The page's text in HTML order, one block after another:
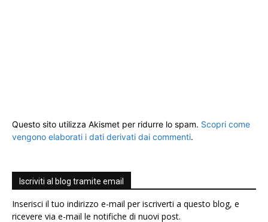
Questo sito utilizza Akismet per ridurre lo spam. Scopri come
vengono elaborati i dati derivati dai commenti.
Iscriviti al blog tramite email
Inserisci il tuo indirizzo e-mail per iscriverti a questo blog, e
ricevere via e-mail le notifiche di nuovi post.